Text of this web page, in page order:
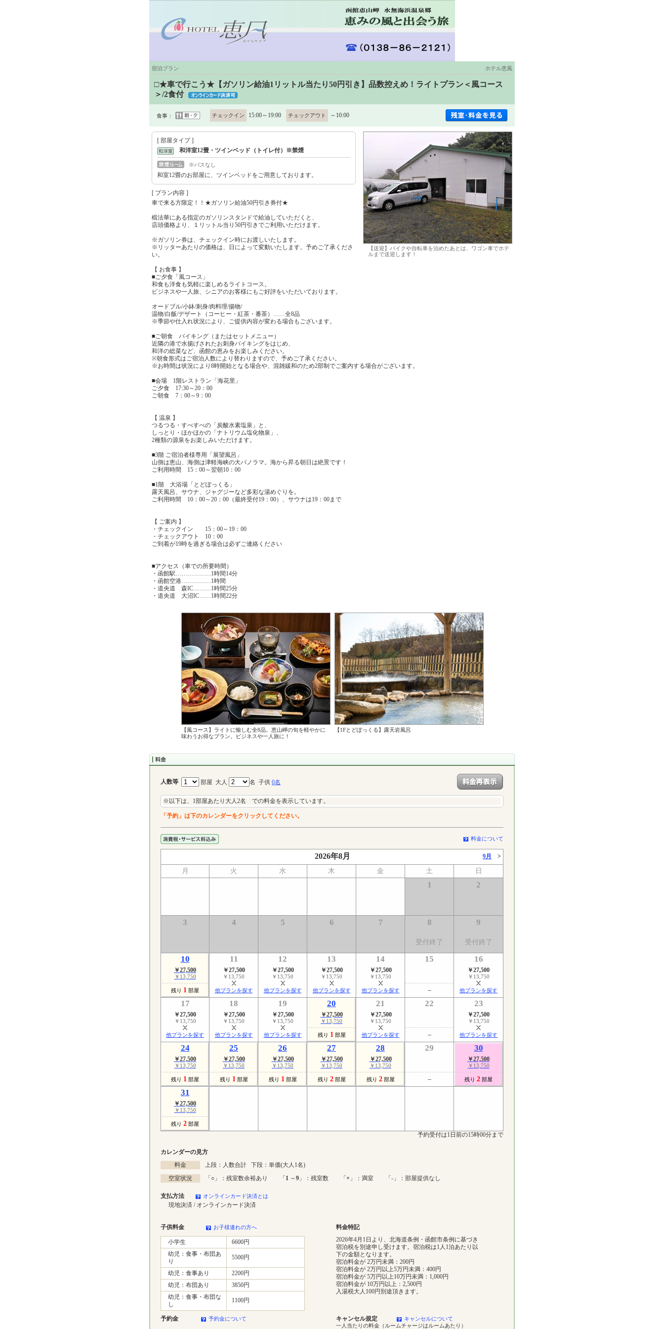
宿泊プラン ホテル恵風
□★車で行こう★【ガソリン給油1リットル当たり50円引き】品数控えめ！ライトプラン＜風コース
＞/2食付
食事： チェックイン 15:00～19:00 チェックアウト ～10:00
[ 部屋タイプ ]
和洋室12畳・ツインベッド（トイレ付）※禁煙
※バスなし
和室12畳のお部屋に、ツインベッドをご用意しております。
【送迎】バイクや自転車を泊めたあとは、ワゴン車でホテ
ルまで送迎します！
[ プラン内容 ]
車で来る方限定！！★ガソリン給油50円引き券付★
椴法華にある指定のガソリンスタンドで給油していただくと、
店頭価格より、１リットル当り50円引きでご利用いただけます。
※ガソリン券は、チェックイン時にお渡しいたします。
※リッターあたりの価格は、日によって変動いたします。予めご了承くださ
い。
【 お食事 】
■ご夕食「風コース」
和食も洋食も気軽に楽しめるライトコース。
ビジネスや一人旅、シニアのお客様にもご好評をいただいております。
オードブル/小鉢/刺身/肉料理/揚物/
温物/白飯/デザート（コーヒー・紅茶・番茶）……全8品
※季節や仕入れ状況により、ご提供内容が変わる場合もございます。
■ご朝食 バイキング（またはセットメニュー）
近隣の港で水揚げされたお刺身バイキングをはじめ、
和洋の総菜など、函館の恵みをお楽しみください。
※朝食形式はご宿泊人数により替わりますので、予めご了承ください。
※お時間は状況により8時開始となる場合や、混雑緩和のため2部制でご案内する場合がございます。
■会場 1階レストラン「海花里」
ご夕食 17:30～20：00
ご朝食 7：00～9：00
【 温泉 】
つるつる・すべすべの「炭酸水素塩泉」と、
しっとり・ほかほかの「ナトリウム塩化物泉」、
2種類の源泉をお楽しみいただけます。
■3階 ご宿泊者様専用「展望風呂」
山側は恵山、海側は津軽海峡の大パノラマ。海から昇る朝日は絶景です！
ご利用時間 15：00～翌朝10：00
■1階 大浴場「とどぽっくる」
露天風呂、サウナ、ジャグジーなど多彩な湯めぐりを。
ご利用時間 10：00～20：00（最終受付19：00）、サウナは19：00まで
【 ご案内 】
・チェックイン 15：00～19：00
・チェックアウト 10：00
ご到着が19時を過ぎる場合は必ずご連絡ください
■アクセス（車での所要時間）
・函館駅………………1時間14分
・函館空港……………1時間
・道央道 森IC………1時間25分
・道央道 大沼IC……1時間22分
【風コース】ライトに愉しむ全8品。恵山岬の旬を軽やかに
味わうお得なプラン。ビジネスや一人旅に！
【1Fとどぽっくる】露天岩風呂
人数等 部屋 大人 名 子供 0名
※以下は、1部屋あたり大人2名 での料金を表示しています。
「予約」は下のカレンダーをクリックしてください。
料金について
2026年8月 9月 >
月 火 水 木 金 土 日
1 2
3 4 5 6 7 8
受付終了
9
受付終了
10
￥27,500
￥13,750
残り 1 部屋
11
￥27,500
￥13,750
他プランを探す
12
￥27,500
￥13,750
他プランを探す
13
￥27,500
￥13,750
他プランを探す
14
￥27,500
￥13,750
他プランを探す
15 16
￥27,500
￥13,750
他プランを探す
17
￥27,500
￥13,750
他プランを探す
18
￥27,500
￥13,750
他プランを探す
19
￥27,500
￥13,750
他プランを探す
20
￥27,500
￥13,750
残り 1 部屋
21
￥27,500
￥13,750
他プランを探す
22 23
￥27,500
￥13,750
他プランを探す
24
￥27,500
￥13,750
残り 1 部屋
25
￥27,500
￥13,750
残り 1 部屋
26
￥27,500
￥13,750
残り 1 部屋
27
￥27,500
￥13,750
残り 2 部屋
28
￥27,500
￥13,750
残り 2 部屋
29 30
￥27,500
￥13,750
残り 2 部屋
31
￥27,500
￥13,750
残り 2 部屋
予約受付は1日前の15時00分まで
カレンダーの見方
料金
上段：人数合計 下段：単価(大人1名)
空室状況
「 ○ 」：残室数余裕あり 「 1 ～9 」：残室数 「 × 」：満室 「-」：部屋提供なし
支払方法 オンラインカード決済とは
現地決済 / オンラインカード決済
子供料金 お子様連れの方へ 料金特記
小学生
6600円
幼児：食事・布団あ
り
5500円
幼児：食事あり
2200円
幼児：布団あり
3850円
幼児：食事・布団な
し
1100円
2026年4月1日より、北海道条例・函館市条例に基づき
宿泊税を別途申し受けます。宿泊税は1人1泊あたり以
下の金額となります。
宿泊料金が 2万円未満：200円
宿泊料金が 2万円以上5万円未満：400円
宿泊料金が 5万円以上10万円未満：1,000円
宿泊料金が 10万円以上：2,500円
入湯税大人100円別途頂きます。
予約金 予約金について キャンセル規定
キャンセルについて
一人当たりの料金（ルームチャージはルームあたり）